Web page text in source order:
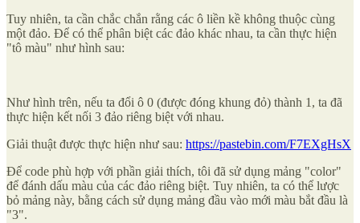
Tuy nhiên, ta cần chắc chắn rằng các ô liền kề không thuộc cùng
một đảo. Để có thể phân biệt các đảo khác nhau, ta cần thực hiện
"tô màu" như hình sau:
Như hình trên, nếu ta đổi ô 0 (được đóng khung đỏ) thành 1, ta đã
thực hiện kết nối 3 đảo riêng biệt với nhau.
Giải thuật được thực hiện như sau: https://pastebin.com/F7EXgHsX
Để code phù hợp với phần giải thích, tôi đã sử dụng mảng "color"
để đánh dấu màu của các đảo riêng biệt. Tuy nhiên, ta có thể lược
bỏ mảng này, bằng cách sử dụng mảng đầu vào mới màu bắt đầu là
"3".